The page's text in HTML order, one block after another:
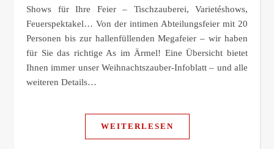
Shows für Ihre Feier – Tischzauberei, Varietéshows,
Feuerspektakel… Von der intimen Abteilungsfeier mit 20
Personen bis zur hallenfüllenden Megafeier – wir haben
für Sie das richtige As im Ärmel! Eine Übersicht bietet
Ihnen immer unser Weihnachtszauber-Infoblatt – und alle
weiteren Details…
WEITERLESEN